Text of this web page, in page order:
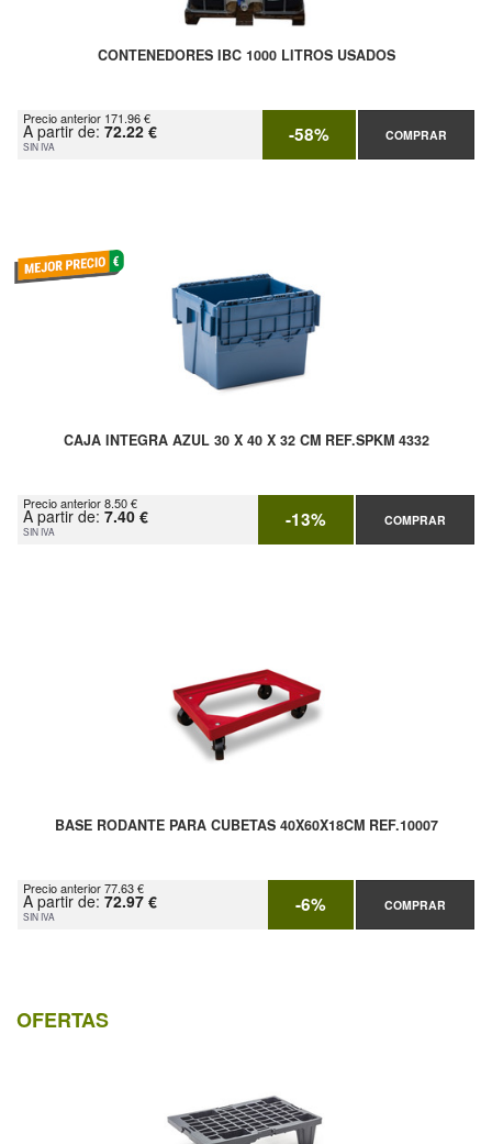
CONTENEDORES IBC 1000 LITROS USADOS
Precio anterior 171.96 €
A partir de: 72.22 €
SIN IVA -58% COMPRAR
CAJA INTEGRA AZUL 30 X 40 X 32 CM REF.SPKM 4332
Precio anterior 8.50 €
A partir de: 7.40 €
SIN IVA -13% COMPRAR
BASE RODANTE PARA CUBETAS 40X60X18CM REF.10007
Precio anterior 77.63 €
A partir de: 72.97 €
SIN IVA -6% COMPRAR
OFERTAS